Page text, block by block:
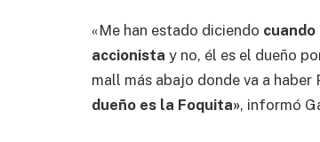
«Me han estado diciendo cuando
accionista y no, él es el dueño
mall más abajo donde va a haber
dueño es la Foquita», informó